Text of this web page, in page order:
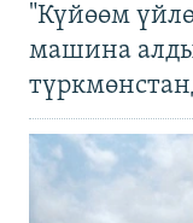
"Күйөөм
машина